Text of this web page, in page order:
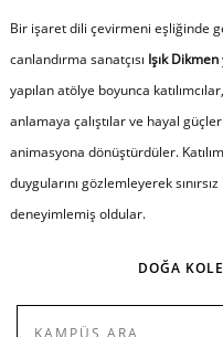
Bir işaret dili çevirmeni eşliğinde
canlandırma sanatçısı Işık Dikmen
yapılan atölye boyunca
anlamaya çalıştılar ve hayal
animasyona dönüştürdüler.
duygularını gözlemleyerek
deneyimlemiş oldular.
DOĞA